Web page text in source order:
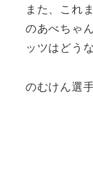
また、これ
のあべちゃ
ッツはどう
のむけん選